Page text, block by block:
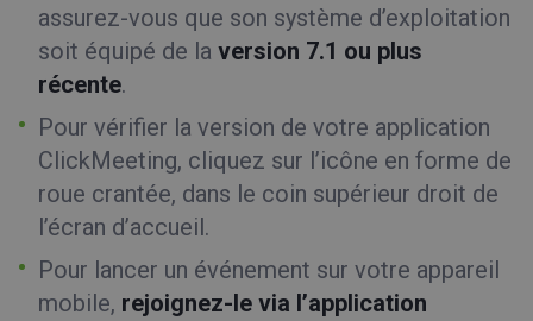
assurez-vous que son système d’exploitation
soit équipé de la version 7.1 ou plus
récente.
Pour vérifier la version de votre application
ClickMeeting, cliquez sur l’icône en forme de
roue crantée, dans le coin supérieur droit de
l’écran d’accueil.
Pour lancer un événement sur votre appareil
mobile, rejoignez-le via l’application